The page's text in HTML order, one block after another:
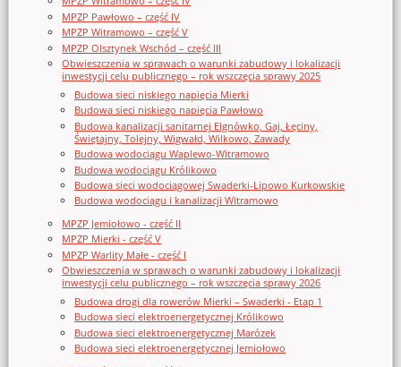
MPZP Pawłowo – część IV
MPZP Witramowo – część V
MPZP Olsztynek Wschód – część III
Obwieszczenia w sprawach o warunki zabudowy i lokalizacji
inwestycji celu publicznego – rok wszczęcia sprawy 2025
Budowa sieci niskiego napięcia Mierki
Budowa sieci niskiego napięcia Pawłowo
Budowa kanalizacji sanitarnej Elgnówko, Gaj, Łęciny,
Świętajny, Tolejny, Wigwałd, Wilkowo, Zawady
Budowa wodociągu Waplewo-Witramowo
Budowa wodociągu Królikowo
Budowa sieci wodociągowej Swaderki-Lipowo Kurkowskie
Budowa wodociągu i kanalizacji Witramowo
MPZP Jemiołowo - część II
MPZP Mierki - część V
MPZP Warlity Małe - część I
Obwieszczenia w sprawach o warunki zabudowy i lokalizacji
inwestycji celu publicznego – rok wszczęcia sprawy 2026
Budowa drogi dla rowerów Mierki – Swaderki - Etap 1
Budowa sieci elektroenergetycznej Królikowo
Budowa sieci elektroenergetycznej Marózek
Budowa sieci elektroenergetycznej Jemiołowo